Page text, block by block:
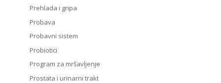
Prehlada i gripa
Probava
Probavni sistem
Probiotici
Program za mršavljenje
Prostata i urinarni trakt